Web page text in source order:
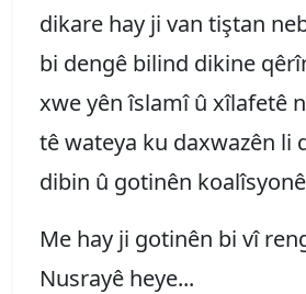
dikare hay ji van tiştan
bi dengê bilind dikine
xwe yên îslamî û xîlafetê
tê wateya ku daxwazên li
dibin û gotinên
Me hay ji gotinên bi vî
Nusrayê heye...